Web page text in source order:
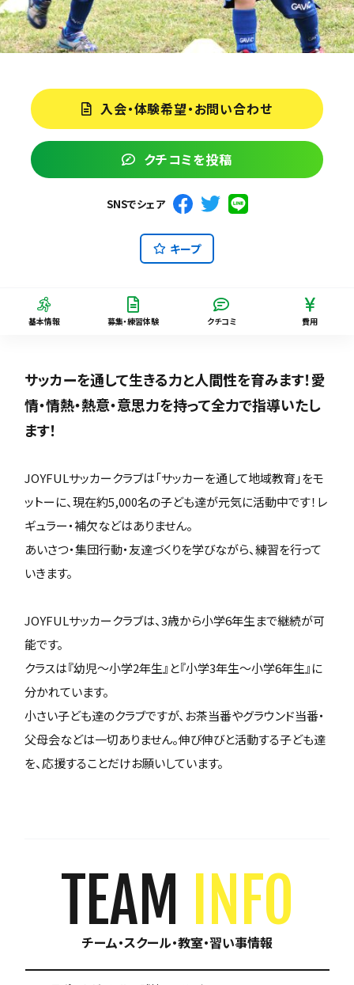
入会・体験希望・お問い合わせ
クチコミを投稿
SNSでシェア
キープ
基本情報 募集・練習体験 クチコミ 費用
サッカーを通して生きる力と人間性を育みます！愛
情・情熱・熱意・意思力を持って全力で指導いたし
ます！
JOYFULサッカークラブは「サッカーを通して地域教育」をモ
ットーに、現在約5,000名の子ども達が元気に活動中です！レ
ギュラー・補欠などはありません。
あいさつ・集団行動・友達づくりを学びながら、練習を行って
いきます。
JOYFULサッカークラブは、3歳から小学6年生まで継続が可
能です。
クラスは『幼児～小学2年生』と『小学3年生～小学6年生』に
分かれています。
小さい子ども達のクラブですが、お茶当番やグラウンド当番・
父母会などは一切ありません。伸び伸びと活動する子ども達
を、応援することだけお願いしています。
TEAM INFO
チーム・スクール・教室・習い事情報